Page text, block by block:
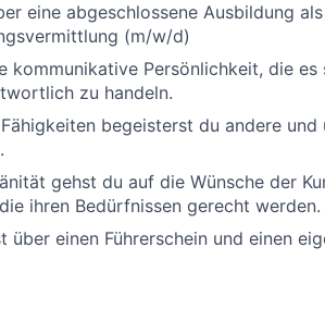
eine abgeschlossene Ausbildung
(m/w/d)
kommunikative Persönlichkeit, die
zu handeln.
begeisterst du andere
gehst du auf die Wünsche der
ihren Bedürfnissen gerecht werden.
über einen Führerschein und einen